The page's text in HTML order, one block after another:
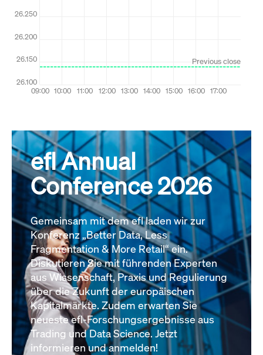
efl Annual
Conference 2026
Gemeinsam mit dem efl laden wir zur
Konferenz „Better Data, Less
Fragmentation & More Retail“ ein.
Diskutieren Sie mit führenden Experten
aus Wissenschaft, Praxis und Regulierung
über die Zukunft der europäischen
Kapitalmärkte. Zudem erwarten Sie
neueste efl-Forschungsergebnisse aus
Trading und Data Science. Jetzt
informieren und anmelden!